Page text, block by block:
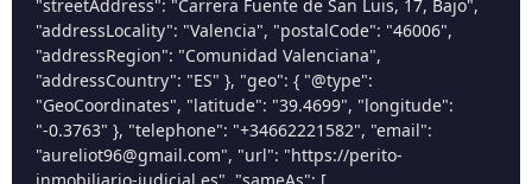
"streetAddress": "Carrera Fuente de San Luis, 17, Bajo",
"addressLocality": "Valencia", "postalCode": "46006",
"addressRegion": "Comunidad Valenciana",
"addressCountry": "ES" }, "geo": { "@type":
"GeoCoordinates", "latitude": "39.4699", "longitude":
"-0.3763" }, "telephone": "+34662221582", "email":
"aureliot96@gmail.com", "url": "https://perito-